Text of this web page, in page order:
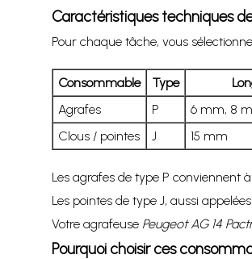
Caractéristiques techniques
Pour chaque tâche, vous
Consommable Type
Agrafes
P 6 mm, 8
Clous / pointes
J 15 mm
Les agrafes de type P conviennent
Les pointes de type J, aussi
Votre agrafeuse Peugeot AG 14
Pourquoi choisir ces